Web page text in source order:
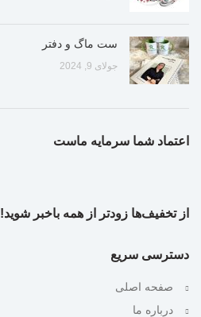
ست ماگ و دفتر
جولای 9, 2024
اعتماد شما سرمایه ماست
از تخفیف‌ها زودتر از همه باخبر شوید!
دسترسی سریع
صفحه اصلی
درباره ما